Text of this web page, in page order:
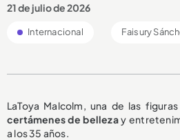
21 de julio de 2026
Internacional Faisury
LaToya Malcolm, una de las
certámenes de bellezay
a los 35 años.